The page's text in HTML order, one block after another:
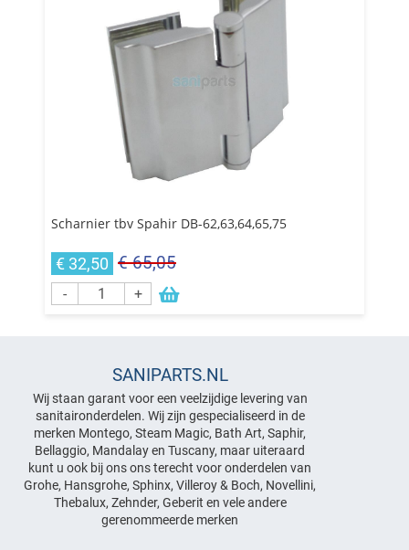
Scharnier tbv Spahir DB-62,63,64,65,75
€ 32,50 € 65,05
- +
SANIPARTS.NL
Wij staan garant voor een veelzijdige levering van
sanitaironderdelen. Wij zijn gespecialiseerd in de
merken Montego, Steam Magic, Bath Art, Saphir,
Bellaggio, Mandalay en Tuscany, maar uiteraard
kunt u ook bij ons ons terecht voor onderdelen van
Grohe, Hansgrohe, Sphinx, Villeroy & Boch, Novellini,
Thebalux, Zehnder, Geberit en vele andere
gerenommeerde merken